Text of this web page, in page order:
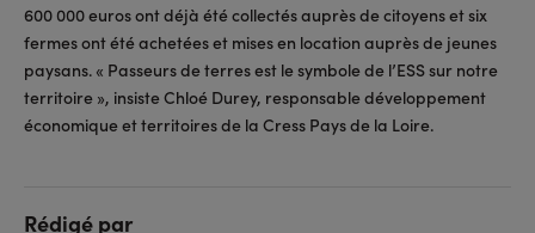
600 000 euros ont déjà été collectés auprès de citoyens et six
fermes ont été achetées et mises en location auprès de jeunes
paysans. « Passeurs de terres est le symbole de l’ESS sur notre
territoire », insiste Chloé Durey, responsable développement
économique et territoires de la Cress Pays de la Loire.
Rédigé par